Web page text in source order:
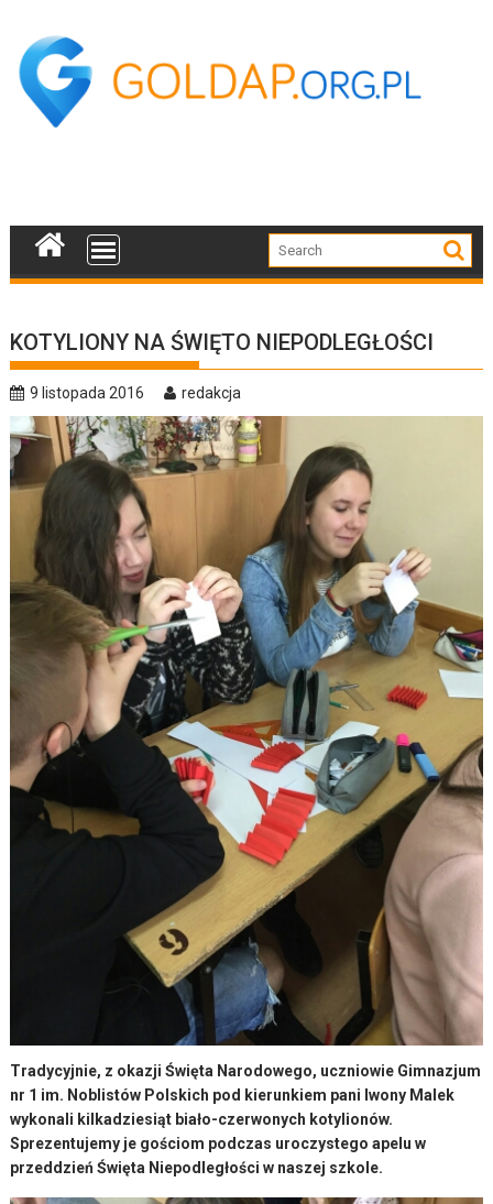
content
KOTYLIONY NA ŚWIĘTO NIEPODLEGŁOŚCI
9 listopada 2016 redakcja
Tradycyjnie, z okazji Święta Narodowego, uczniowie Gimnazjum
nr 1 im. Noblistów Polskich pod kierunkiem pani Iwony Malek
wykonali kilkadziesiąt biało-czerwonych kotylionów.
Sprezentujemy je gościom podczas uroczystego apelu w
przeddzień Święta Niepodległości w naszej szkole.